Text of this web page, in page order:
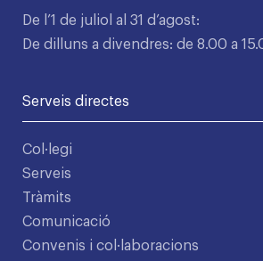
De l’1 de juliol al 31 d’agost:
De dilluns a divendres: de 8.00 a
Serveis directes
Col·legi
Serveis
Tràmits
Comunicació
Convenis i col·laboracions